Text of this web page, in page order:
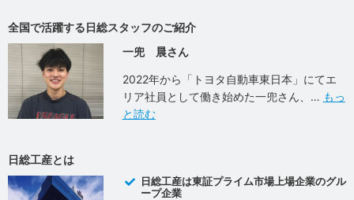
全国で活躍する日総スタッフのご紹介
一兜 晨さん
2022年から「トヨタ自動車東日本」にてエ
リア社員として働き始めた一兜さん、
もっ
と読む
日総工産とは
日総工産は東証プライム市場上場企業のグル
ープ企業